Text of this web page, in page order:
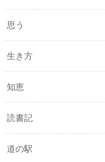
思う
生き方
知恵
読書記
道の駅